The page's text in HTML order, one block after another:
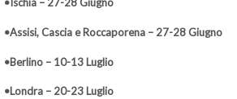
•Ischia – 27-28 Giugno
•Assisi, Cascia e Roccaporena – 27-28 Giugno
•Berlino – 10-13 Luglio
•Londra – 20-23 Luglio